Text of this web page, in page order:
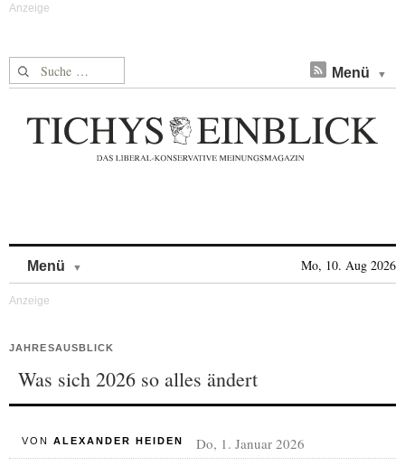
Suche nach: Menü
Menü Mo, 10. Aug 2026
JAHRESAUSBLICK
Was sich 2026 so alles ändert
VON ALEXANDER HEIDEN Do, 1. Januar 2026